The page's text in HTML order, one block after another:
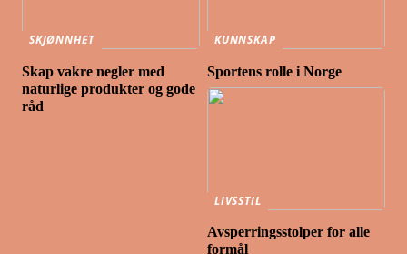
SKJØNNHET
Skap vakre negler med
naturlige produkter og gode
råd
KUNNSKAP
Sportens rolle i Norge
LIVSSTIL
Avsperringsstolper for alle
formål